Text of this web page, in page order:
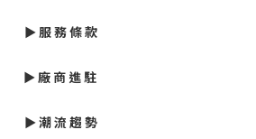
► 服 務 條 款
►廠 商 進 駐
►潮 流 趨 勢